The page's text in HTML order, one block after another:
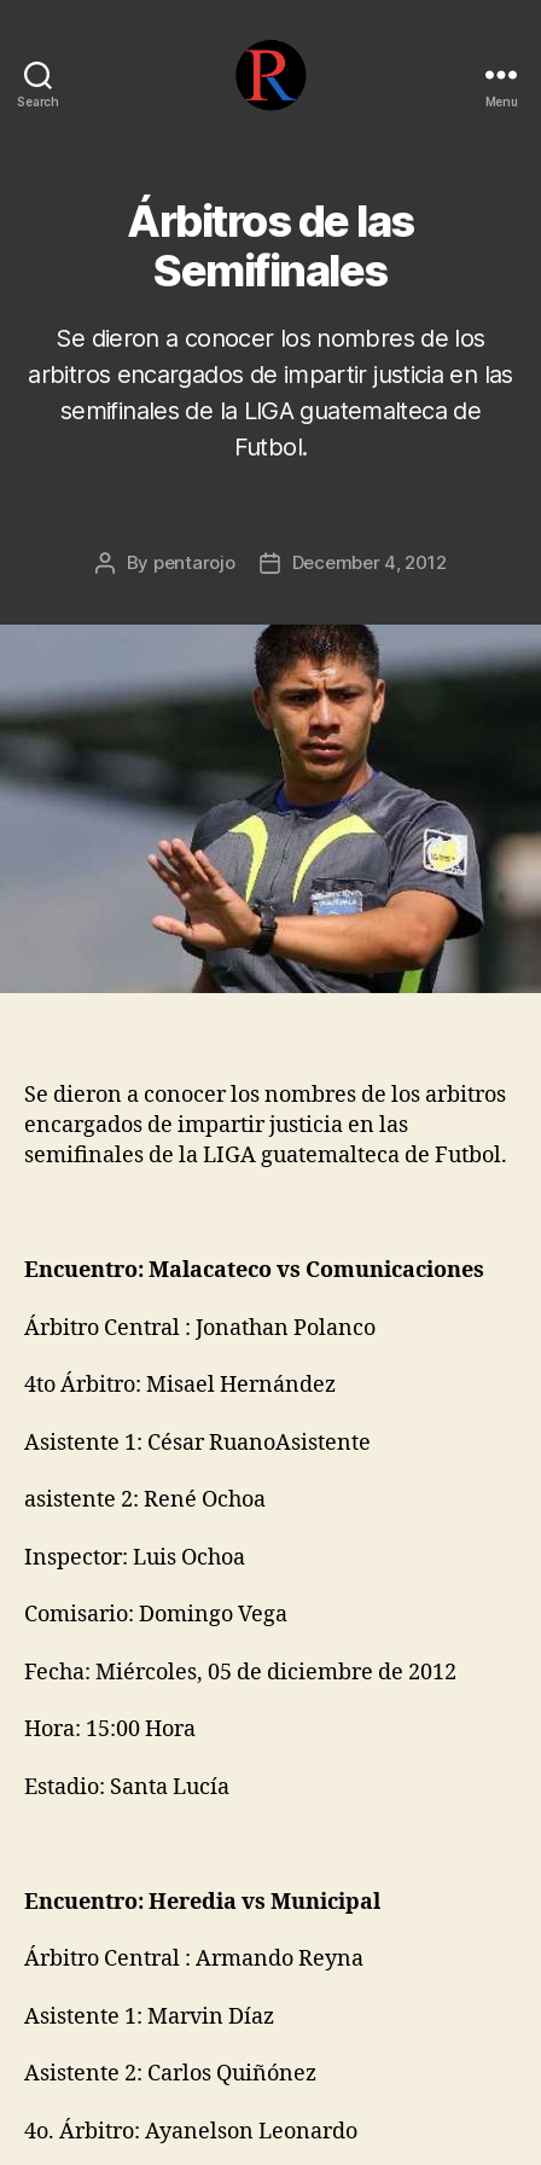
Search Menu
Árbitros de las
Semifinales
Se dieron a conocer los nombres de los
arbitros encargados de impartir justicia en las
semifinales de la LIGA guatemalteca de
Futbol.
Post
By pentarojo
PostDecember 4, 2012
Se dieron a conocer los nombres de los arbitros
encargados de impartir justicia en las
semifinales de la LIGA guatemalteca de Futbol.
Encuentro: Malacateco vs Comunicaciones
Árbitro Central : Jonathan Polanco
4to Árbitro: Misael Hernández
Asistente 1: César RuanoAsistente
asistente 2: René Ochoa
Inspector: Luis Ochoa
Comisario: Domingo Vega
Fecha: Miércoles, 05 de diciembre de 2012
Hora: 15:00 Hora
Estadio: Santa Lucía
Encuentro: Heredia vs Municipal
Árbitro Central : Armando Reyna
Asistente 1: Marvin Díaz
Asistente 2: Carlos Quiñónez
4o. Árbitro: Ayanelson Leonardo